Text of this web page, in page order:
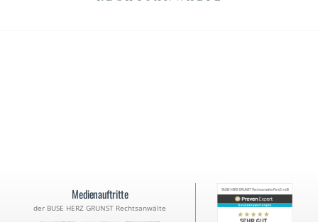
Medienauftritte
der BUSE HERZ GRUNST Rechtsanwälte